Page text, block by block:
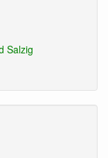
Salzig